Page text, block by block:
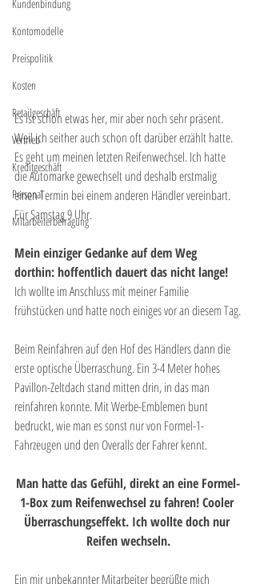
Kundenbindung
Kontomodelle
Preispolitik
Kosten
Retailgeschäft
Vertrieb
Kreditgeschäft
Personal
Mitarbeiterbefragung
Es ist schon etwas her, mir aber noch sehr präsent.
Weil ich seither auch schon oft darüber erzählt hatte.
Es geht um meinen letzten Reifenwechsel. Ich hatte
die Automarke gewechselt und deshalb erstmalig
einen Termin bei einem anderen Händler vereinbart.
Für Samstag 9 Uhr.
Mein einziger Gedanke auf dem Weg
dorthin: hoffentlich dauert das nicht lange!
Ich wollte im Anschluss mit meiner Familie
frühstücken und hatte noch einiges vor an diesem Tag.
Beim Reinfahren auf den Hof des Händlers dann die
erste optische Überraschung. Ein 3-4 Meter hohes
Pavillon-Zeltdach stand mitten drin, in das man
reinfahren konnte. Mit Werbe-Emblemen bunt
bedruckt, wie man es sonst nur von Formel-1-
Fahrzeugen und den Overalls der Fahrer kennt.
Man hatte das Gefühl, direkt an eine Formel-
1-Box zum Reifenwechsel zu fahren! Cooler
Überraschungseffekt. Ich wollte doch nur
Reifen wechseln.
Ein mir unbekannter Mitarbeiter begrüßte mich